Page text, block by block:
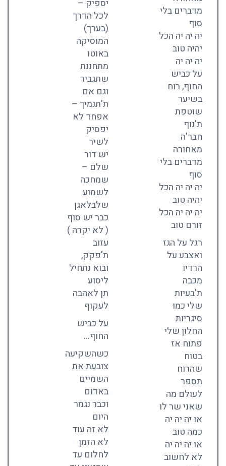
מדברים בלי
סוף
יה יה יה הכל
יהיה טוב
יה יה יה
על כביש
החוף, רוח
בשיער
שוטפת
ת'נוף
חבר'ה
מאחורה
מדברים בלי
סוף
יה יה יה הכל
יהיה טוב
יה יה יה הכל
זורם טוב
רגל על הגז
ואצבע על
הרדיו
מכבה
ת'בעיות
שלי כמו
סיגריות
החלון שלי
פתוח אז
בטוח
שהרוח
תספר
לעולם מה
שאני שר לו
או יה יה יה
כמה טוב
או יה יה יה
לא לחשוב
יספיק –
לכל הדרך
(בערך)
המוסיקה
באוטו
מתחננת
שתגביר
וגם אם
ת'תנמיך –
אפחד לא
יפסיק
לשיר
יש דור
שלם –
שמחכה
לשמוע
שלבלאגן
כבר יש סוף
( לא יקרה )
עזוב
ת'פקק,
ובוא נתחיל
ליסוע
תן לאהבה
לעקוף
על כביש
החוף…
כשהשקיעה
צובעת את
השמיים
באדום
וכבר נגמר
היום
לא זה עוד
לא הזמן
לחלום עד